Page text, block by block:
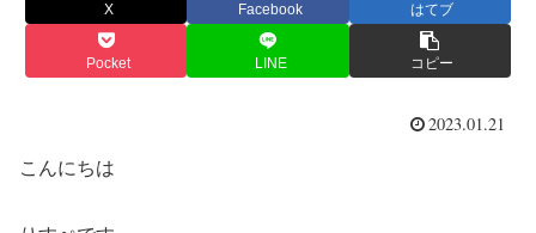
X Facebook はてブ
Pocket LINE コピー
2023.01.21
こんにちは